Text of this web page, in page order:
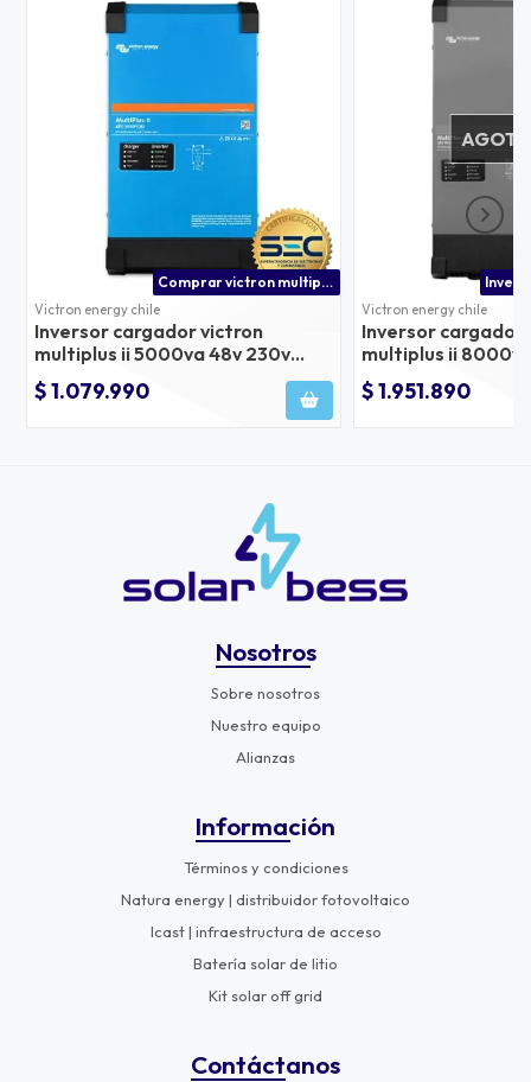
Comprar victron multiplus ii precio con distribuidor oficial en chile
Victron energy chile
Inversor cargador victron
multiplus ii 5000va 48v 230v
50hz carga 50a, conmutación
70a
$ 1.079.990
Victron energy chile
Inversor cargador
multiplus ii
50hz carga 100a,
100a
$ 1.951.890
Nosotros
Sobre nosotros
Nuestro equipo
Alianzas
Información
Términos y condiciones
Natura energy | distribuidor fotovoltaico
Icast | infraestructura de acceso
Batería solar de litio
Kit solar off grid
Contáctanos